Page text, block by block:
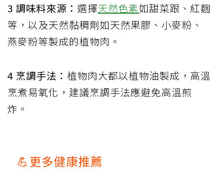
3 調味料來源： 選擇天然色素如甜菜跟、紅麴
等，以及天然黏稠劑如天然果膠、小麥粉、
燕麥粉等製成的植物肉。
4 烹調手法： 植物肉大都以植物油製成，高溫
烹煮易氧化，建議烹調手法應避免高溫煎
炸。
💪更多健康推薦